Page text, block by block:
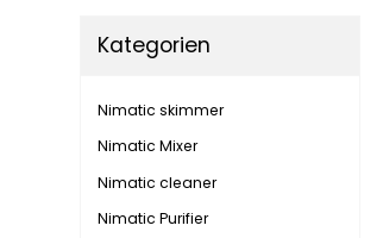
Kategorien
Nimatic skimmer
Nimatic Mixer
Nimatic cleaner
Nimatic Purifier